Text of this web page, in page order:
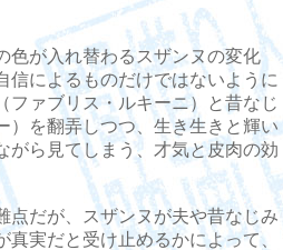
が入れ替わるスザンヌの変化
信によるものだけではないように
ファブリス・ルキーニ）と昔なじ
）を翻弄しつつ、生き生きと輝い
がら見てしまう、才気と皮肉の効
だが、スザンヌが夫や昔なじみ
実だと受け止めるかによって、